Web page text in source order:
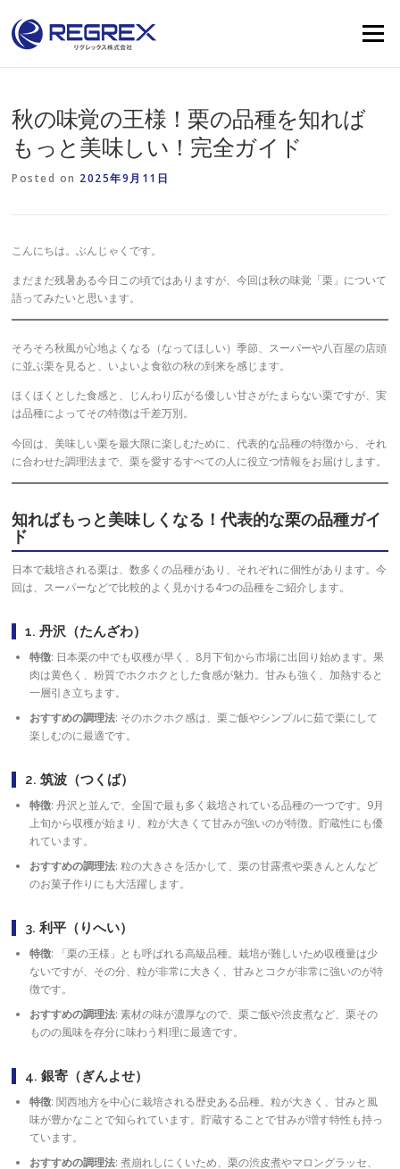
content
Menu
秋の味覚の王様！栗の品種を知れば
もっと美味しい！完全ガイド
Posted on 2025年9月11日
こんにちは。ぶんじゃくです。
まだまだ残暑ある今日この頃ではありますが、今回は秋の味覚「栗」について
語ってみたいと思います。
そろそろ秋風が心地よくなる（なってほしい）季節、スーパーや八百屋の店頭
に並ぶ栗を見ると、いよいよ食欲の秋の到来を感じます。
ほくほくとした食感と、じんわり広がる優しい甘さがたまらない栗ですが、実
は品種によってその特徴は千差万別。
今回は、美味しい栗を最大限に楽しむために、代表的な品種の特徴から、それ
に合わせた調理法まで、栗を愛するすべての人に役立つ情報をお届けします。
知ればもっと美味しくなる！代表的な栗の品種ガイ
ド
日本で栽培される栗は、数多くの品種があり、それぞれに個性があります。今
回は、スーパーなどで比較的よく見かける4つの品種をご紹介します。
1. 丹沢（たんざわ）
特徴: 日本栗の中でも収穫が早く、8月下旬から市場に出回り始めます。果
肉は黄色く、粉質でホクホクとした食感が魅力。甘みも強く、加熱すると
一層引き立ちます。
おすすめの調理法: そのホクホク感は、栗ご飯やシンプルに茹で栗にして
楽しむのに最適です。
2. 筑波（つくば）
特徴: 丹沢と並んで、全国で最も多く栽培されている品種の一つです。9月
上旬から収穫が始まり、粒が大きくて甘みが強いのが特徴。貯蔵性にも優
れています。
おすすめの調理法: 粒の大きさを活かして、栗の甘露煮や栗きんとんなど
のお菓子作りにも大活躍します。
3. 利平（りへい）
特徴: 「栗の王様」とも呼ばれる高級品種。栽培が難しいため収穫量は少
ないですが、その分、粒が非常に大きく、甘みとコクが非常に強いのが特
徴です。
おすすめの調理法: 素材の味が濃厚なので、栗ご飯や渋皮煮など、栗その
ものの風味を存分に味わう料理に最適です。
4. 銀寄（ぎんよせ）
特徴: 関西地方を中心に栽培される歴史ある品種。粒が大きく、甘みと風
味が豊かなことで知られています。貯蔵することで甘みが増す特性も持っ
ています。
おすすめの調理法: 煮崩れしにくいため、栗の渋皮煮やマロングラッセ、